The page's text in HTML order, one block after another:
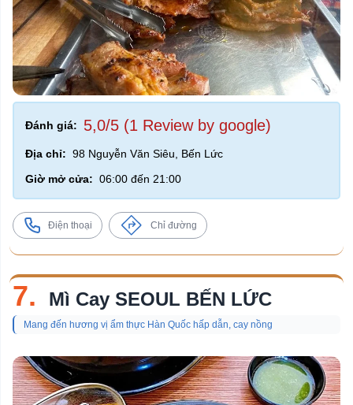
Đánh giá: 5,0/5 (1 Review by google)
Địa chỉ: 98 Nguyễn Văn Siêu, Bến Lức
Giờ mở cửa: 06:00 đến 21:00
Điện thoại Chỉ đường
7. Mì Cay SEOUL BẾN LỨC
Mang đến hương vị ẩm thực Hàn Quốc hấp dẫn, cay nồng